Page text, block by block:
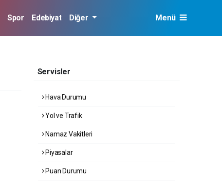
Spor Edebiyat Diğer Menü
Servisler
Hava Durumu
Yol ve Trafik
Namaz Vakitleri
Piyasalar
Puan Durumu